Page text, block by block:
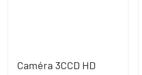
Caméra 3CCD HD